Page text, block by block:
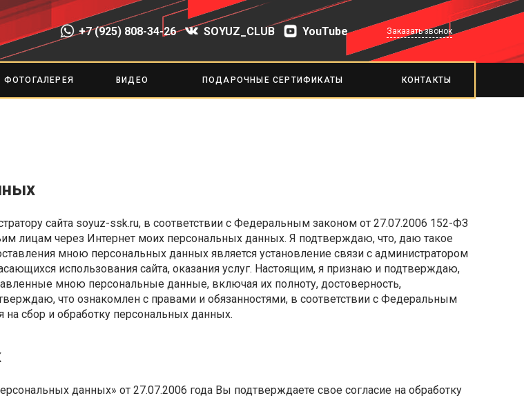
+7 (925) 808-34-26 SOYUZ_CLUB YouTube Заказать звонок
ФОТОГАЛЕРЕЯ ВИДЕО ПОДАРОЧНЫЕ СЕРТИФИКАТЫ КОНТАКТЫ
сайта soyuz-ssk.ru, в соответствии с Федеральным законом от 27.07.2006 152-ФЗ
лицам через Интернет моих персональных данных. Я подтверждаю, что, даю такое
мною персональных данных является установление связи с администратором
использования сайта, оказания услуг. Настоящим, я признаю и подтверждаю,
мною персональные данные, включая их полноту, достоверность,
что ознакомлен с правами и обязанностями, в соответствии с Федеральным
сбор и обработку персональных данных.
данных» от 27.07.2006 года Вы подтверждаете свое согласие на обработку